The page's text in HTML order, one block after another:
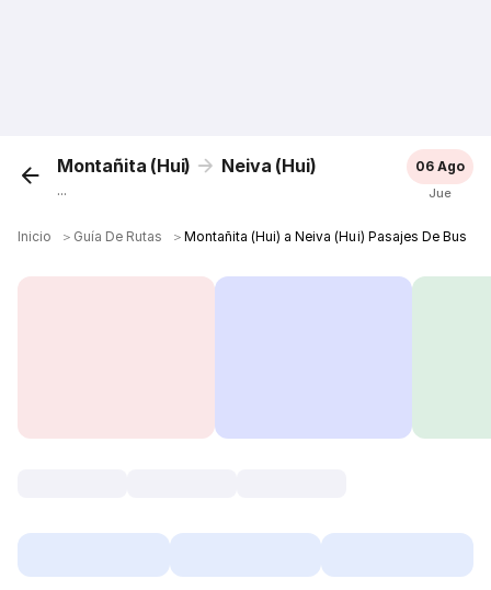
Montañita (Hui) Neiva (Hui)
...
06 Ago
Jue
Inicio ＞ Guía De Rutas ＞Montañita (Hui) a Neiva (Hui) Pasajes De Bus